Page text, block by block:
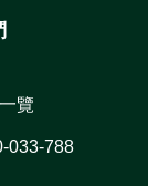
覽
033-788